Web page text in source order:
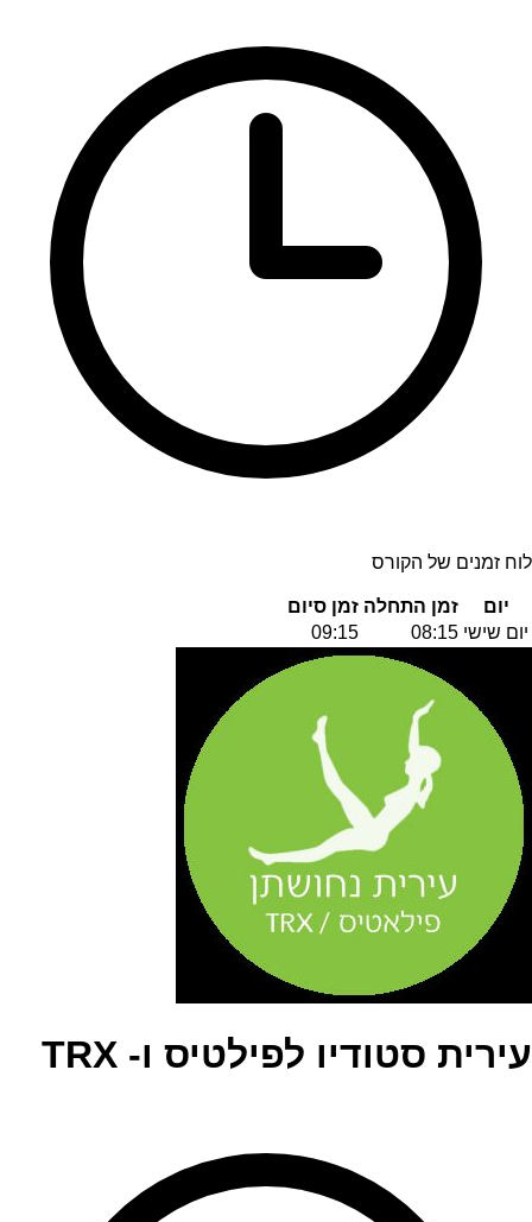
לוח זמנים של הקורס
יום זמן התחלה זמן סיום
יום שישי 08:15
09:15
עירית סטודיו לפילטיס ו- TRX